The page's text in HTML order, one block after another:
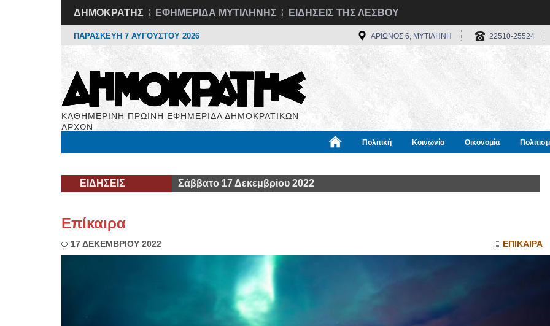
ΔΗΜΟΚΡΑΤΗΣ ΕΦΗΜΕΡΙΔΑ ΜΥΤΙΛΗΝΗΣ ΕΙΔΗΣΕΙΣ ΤΗΣ ΛΕΣΒΟΥ
ΠΑΡΑΣΚΕΥΗ 7 ΑΥΓΟΥΣΤΟΥ 2026 ΑΡΙΩΝΟΣ 6, ΜΥΤΙΛΗΝΗ 22510-25524
ΚΑΘΗΜΕΡΙΝΗ ΠΡΩΙΝΗ ΕΦΗΜΕΡΙΔΑ ΔΗΜΟΚΡΑΤΙΚΩΝ
ΑΡΧΩΝ
Πολιτική Κοινωνία Οικονομία
ΕΙΔΗΣΕΙΣ Σάββατο 17 Δεκεμβρίου 2022
Επίκαιρα
17 ΔΕΚΕΜΒΡΙΟΥ 2022 ΕΠΙΚΑΙΡΑ